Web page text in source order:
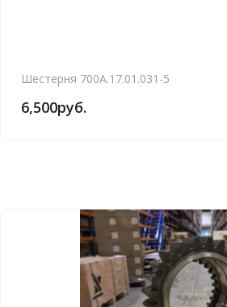
Шестерня 700А.17.01.031-5
6,500руб.